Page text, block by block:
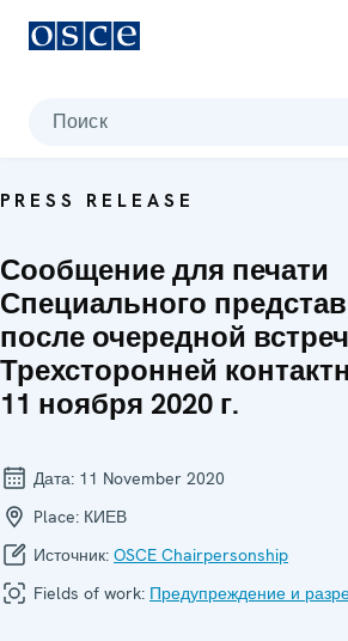
Поиск
PRESS RELEASE
Сообщение для печати
Специального
после очередной
Трехсторонней
11 ноября 2020 г.
Дата: 11 November 2020
Place: КИЕВ
Источник: OSCE Chairpersonship
Fields of work: Предупреждение и